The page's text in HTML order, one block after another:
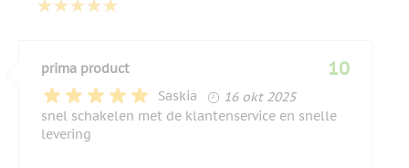
prima product
Saskia
16 oktober 2025
16 okt 2025
10
snel schakelen met de klantenservice en snelle
levering